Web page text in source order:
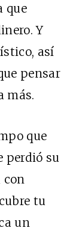
que
Y
así
pensar
más.
que
perdió su
con
tu
un